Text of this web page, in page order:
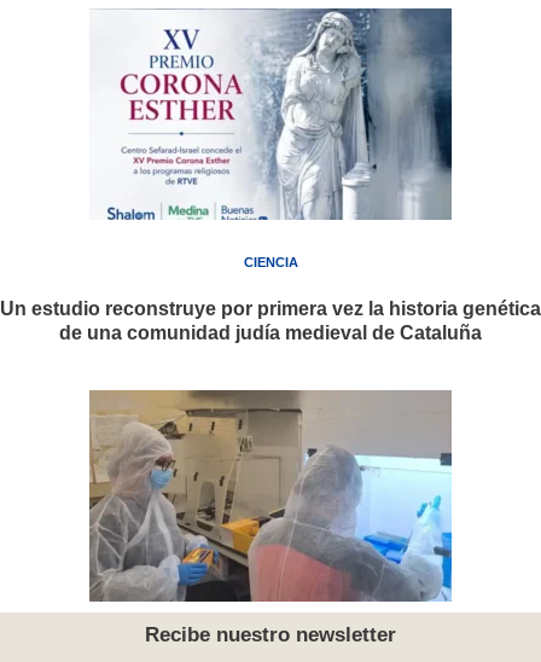
CIENCIA
Un estudio reconstruye por primera vez la historia genética
de una comunidad judía medieval de Cataluña
Recibe nuestro newsletter